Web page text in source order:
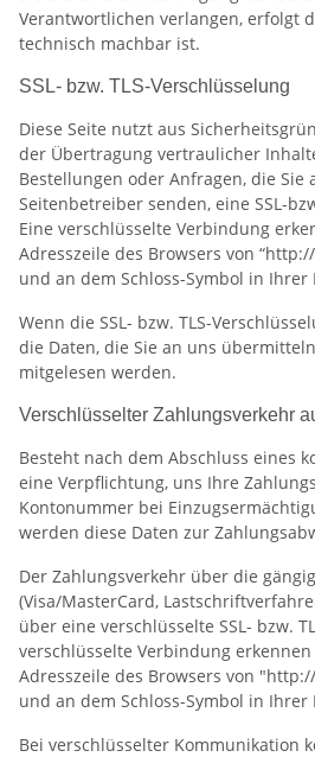
Verantwortlichen verlangen, erfolgt
technisch machbar ist.
SSL- bzw. TLS-Verschlüsselung
Diese Seite nutzt aus
der Übertragung vertraulicher
Bestellungen oder Anfragen, die Sie
Seitenbetreiber senden, eine SSL-
Eine verschlüsselte Verbindung
Adresszeile des Browsers von
und an dem Schloss-Symbol in Ihrer
Wenn die SSL- bzw. TLS-
die Daten, die Sie an uns
mitgelesen werden.
Verschlüsselter Zahlungsverkehr
Besteht nach dem Abschluss eines
eine Verpflichtung, uns Ihre
Kontonummer bei
werden diese Daten zur
Der Zahlungsverkehr über die
(Visa/MasterCard,
über eine verschlüsselte SSL- bzw.
verschlüsselte Verbindung erkennen
Adresszeile des Browsers von
und an dem Schloss-Symbol in Ihrer
Bei verschlüsselter Kommunikation